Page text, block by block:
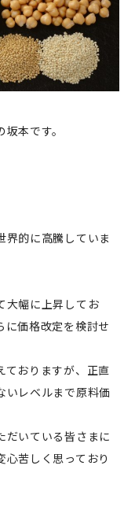
本です。
界的に高騰していま
大幅に上昇してお
に価格改定を検討せ
ておりますが、正直
いレベルまで原料価
だいている皆さまに
苦しく思っており